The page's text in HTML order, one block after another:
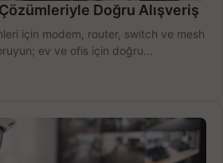
Doğru Alışveriş
için modem, router, switch ve mesh
ev ve ofis için doğru